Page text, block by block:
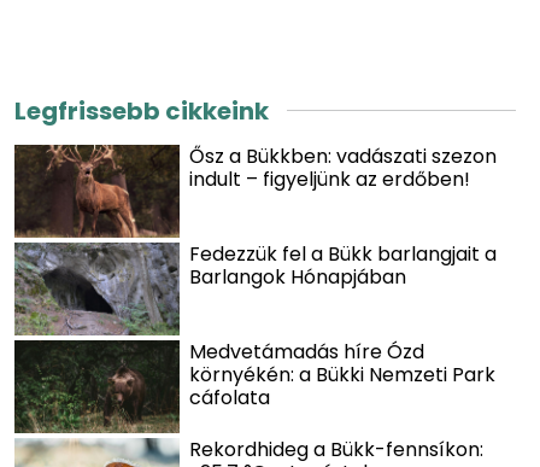
Legfrissebb cikkeink
Ősz a Bükkben: vadászati szezon
indult – figyeljünk az erdőben!
Fedezzük fel a Bükk barlangjait a
Barlangok Hónapjában
Medvetámadás híre Ózd
környékén: a Bükki Nemzeti Park
cáfolata
Rekordhideg a Bükk-fennsíkon: